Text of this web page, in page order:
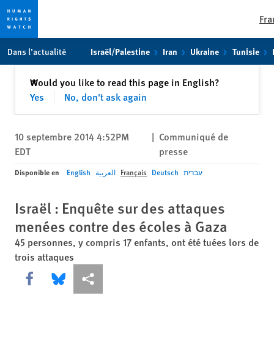
toto
content
Dans l’actualité Israël/Palestine Iran Ukraine Tunisie
Would you like to read this page in English?
Yes
No, don't ask again
✕Fermer
10 septembre 2014 4:52PM
EDT
| Communiqué de
presse
Disponible en English العربية Français Deutsch עברית
Israël : Enquête sur des attaques
menées contre des écoles à Gaza
45 personnes, y compris 17 enfants, ont été tuées lors de
trois attaques
Share this via Facebook
Share this via Bluesky
Share this via Partagez